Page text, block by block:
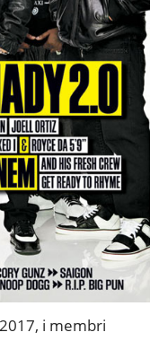
i membri